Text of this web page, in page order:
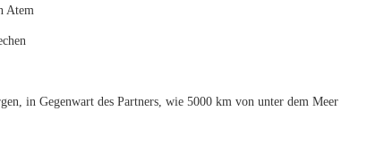
Atem
in Gegenwart des Partners, wie 5000 km von unter dem Meer